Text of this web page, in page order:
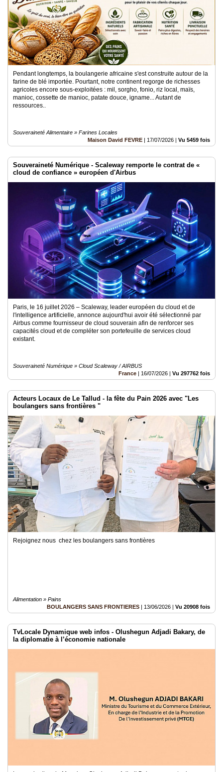
Pendant longtemps, la boulangerie africaine s'est construite autour de la
farine de blé importée. Pourtant, notre continent regorge de richesses
agricoles encore sous-exploitées : mil, sorgho, fonio, riz local, maïs,
manioc, cossette de manioc, patate douce, igname... Autant de
ressources..
Souveraineté Alimentaire » Farines Locales
Maison David FEVRE | 17/07/2026 | Vu 5459 fois
Souveraineté Numérique - Scaleway remporte le contrat de «
cloud de confiance » européen d'Airbus
Paris, le 16 juillet 2026 – Scaleway, leader européen du cloud et de
l'intelligence artificielle, annonce aujourd'hui avoir été sélectionné par
Airbus comme fournisseur de cloud souverain afin de renforcer ses
capacités cloud et de compléter son portefeuille de services cloud
existant.
Souveraineté Numérique » Cloud Scaleway / AIRBUS
France | 16/07/2026 | Vu 297762 fois
Acteurs Locaux de Le Tallud - la fête du Pain 2026 avec "Les
boulangers sans frontières "
Rejoignez nous chez les boulangers sans frontières
Alimentation » Pains
BOULANGERS SANS FRONTIERES | 13/06/2026 | Vu 20908 fois
TvLocale Dynamique web infos - Olushegun Adjadi Bakary, de
la diplomatie à l’économie nationale